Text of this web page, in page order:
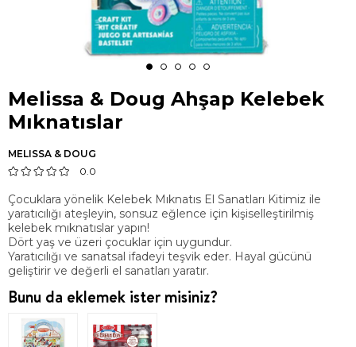
Melissa & Doug Ahşap Kelebek
Mıknatıslar
MELISSA & DOUG
0.0
Çocuklara yönelik Kelebek Mıknatıs El Sanatları Kitimiz ile
yaratıcılığı ateşleyin, sonsuz eğlence için kişiselleştirilmiş
kelebek mıknatıslar yapın!
Dört yaş ve üzeri çocuklar için uygundur.
Yaratıcılığı ve sanatsal ifadeyi teşvik eder. Hayal gücünü
geliştirir ve değerli el sanatları yaratır.
Bunu da eklemek ister misiniz?